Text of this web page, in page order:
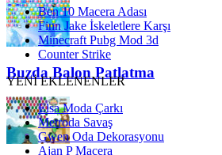
Buzda Balon Patlatma
Ben 10 Macera Adası
Finn Jake İskeletlere Karşı
Minecraft Pubg Mod 3d
Counter Strike
YENİ EKLENENLER
Elsa Moda Çarkı
Metroda Savaş
Gwen Oda Dekorasyonu
Ajan P Macera